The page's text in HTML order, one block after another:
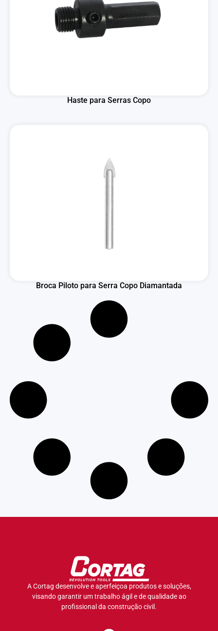
Haste para Serras Copo
Broca Piloto para Serra Copo Diamantada
A Cortag desenvolve e aperfeiçoa produtos e soluções,
visando garantir um trabalho ágil e de qualidade ao
profissional da construção civil.